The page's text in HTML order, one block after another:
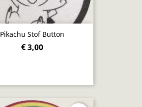
Pikachu Stof Button
€ 3,00